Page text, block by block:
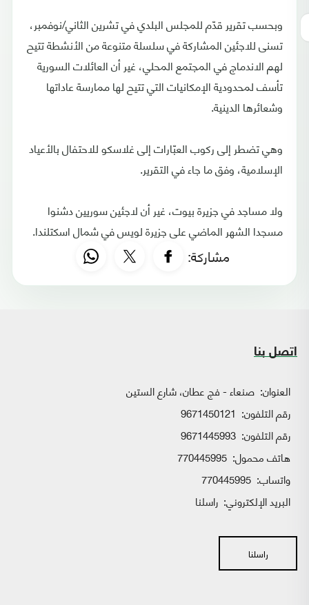
وبحسب تقرير قدّم للمجلس البلدي في تشرين الثاني/نوفمبر،
تسنى للاجئين المشاركة في سلسلة متنوعة من الأنشطة تتيح
لهم الاندماج في المجتمع المحلي، غير أن العائلات السورية
تأسف لمحدودية الإمكانيات التي تتيح لها ممارسة عاداتها
وشعائرها الدينية.
وهي تضطر إلى ركوب العبّارات إلى غلاسكو للاحتفال بالأعياد
الإسلامية، وفق ما جاء في التقرير.
ولا مساجد في جزيرة بيوت، غير أن لاجئين سوريين دشنوا
مسجدا الشهر الماضي على جزيرة لويس في شمال اسكتلندا.
مشاركة:
اتصل بنا
العنوان: صنعاء - فج عطان، شارع الستين
رقم التلفون: 9671450121
رقم التلفون: 9671445993
هاتف محمول: 770445995
واتساب:
البريد الإلكتروني: راسلنا
راسلنا